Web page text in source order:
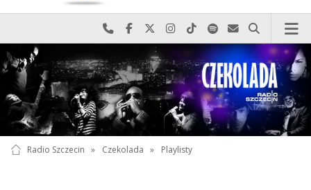
Najlepiej po prostu do nas zadzwoń
Odwiedź nas na Facebook-u
Odwiedź nas na X
Odwiedź nas na Instagram-ie
Odwiedź nas na TikTok-u
Szukaj nas na Spotify
Wyślij do nas
Szukaj
Radio Szczecin » Czekolada » Playlisty